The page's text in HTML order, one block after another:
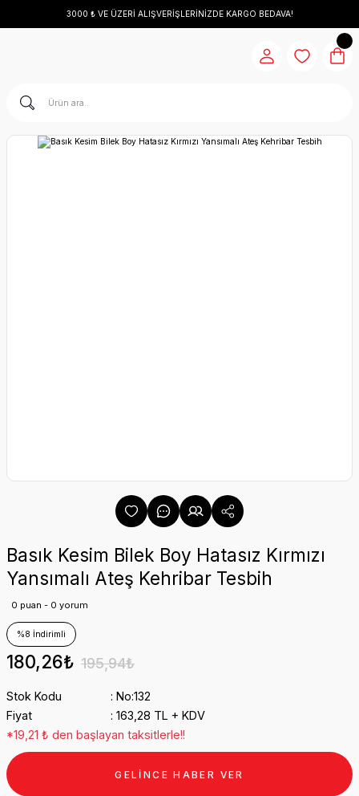
3000 ₺ VE ÜZERİ ALIŞVERİŞLERİNİZDE KARGO BEDAVA!
Basık Kesim Bilek Boy Hatasız Kırmızı
Yansımalı Ateş Kehribar Tesbih
0 puan - 0 yorum
%8 İndirimli
180,26₺ 195,94₺
Stok Kodu
No:132
Fiyat
163,28 TL + KDV
*19,21 ₺ den başlayan taksitlerle!!
GELİNCE HABER VER